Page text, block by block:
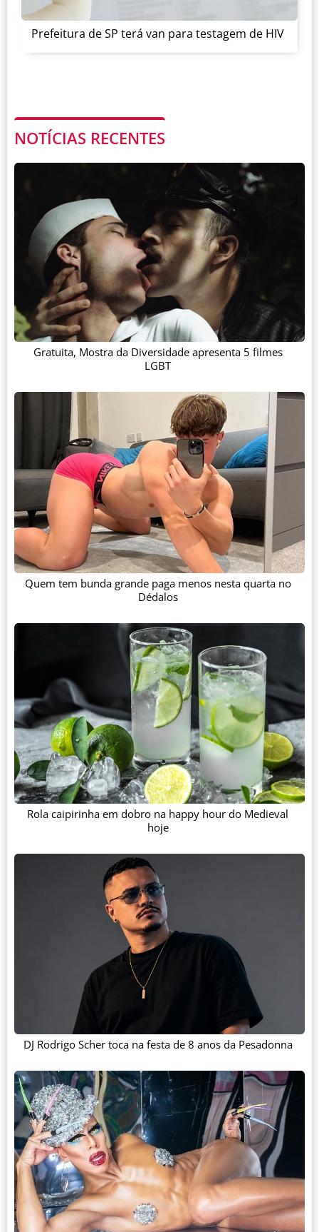
Prefeitura de SP terá van para testagem de HIV
NOTÍCIAS RECENTES
Gratuita, Mostra da Diversidade apresenta 5 filmes
LGBT
Quem tem bunda grande paga menos nesta quarta no
Dédalos
Rola caipirinha em dobro na happy hour do Medieval
hoje
DJ Rodrigo Scher toca na festa de 8 anos da Pesadonna